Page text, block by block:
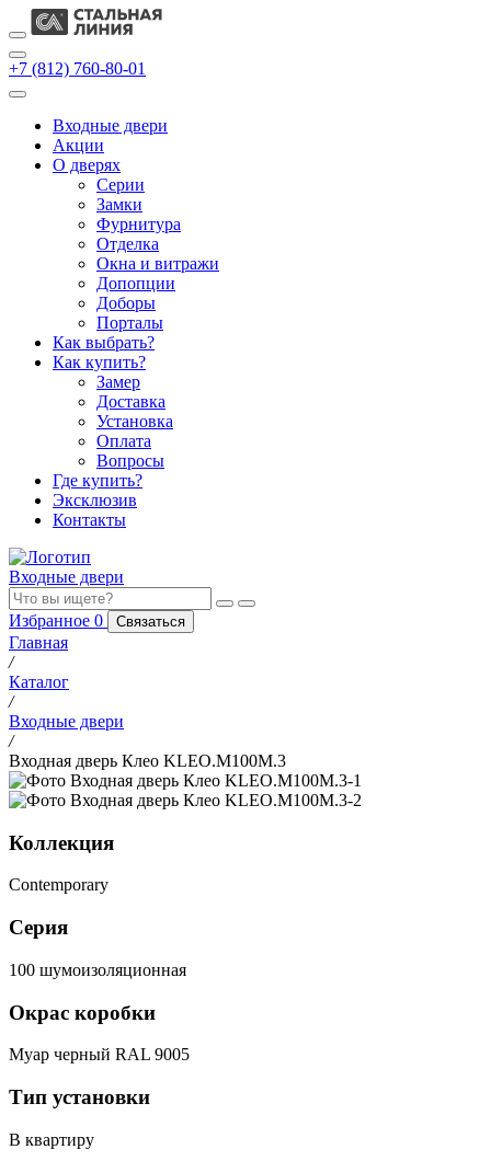
+7 (812) 760-80-01
Входные двери
Акции
О дверях
Cерии
Замки
Фурнитура
Отделка
Окна и витражи
Допопции
Доборы
Порталы
Как выбрать?
Как купить?
Замер
Доставка
Установка
Оплата
Вопросы
Где купить?
Эксклюзив
Контакты
Входные двери
Избранное 0 Связаться
Главная
/
Каталог
/
Входные двери
/
Входная дверь Клео KLEO.M100M.3
Коллекция
Contemporary
Серия
100 шумоизоляционная
Окрас коробки
Муар черный RAL 9005
Тип установки
В квартиру